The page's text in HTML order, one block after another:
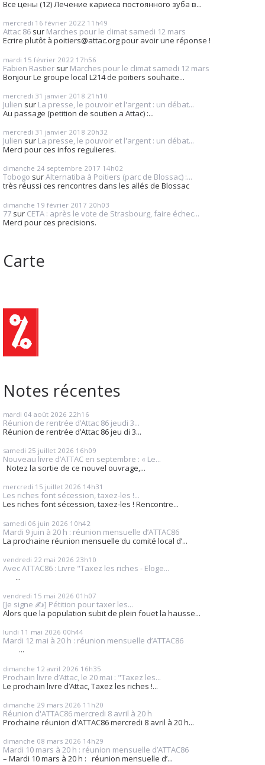
Все цены (12) Лечение кариеса постоянного зуба в...
mercredi 16 février 2022 11h49
Attac 86 sur Marches pour le climat samedi 12 mars
Ecrire plutôt à poitiers@attac.org pour avoir une réponse !
mardi 15 février 2022 17h56
Fabien Rastier sur Marches pour le climat samedi 12 mars
Bonjour Le groupe local L214 de poitiers souhaite...
mercredi 31 janvier 2018 21h10
Julien sur La presse, le pouvoir et l'argent : un débat...
Au passage (petition de soutien a Attac) :...
mercredi 31 janvier 2018 20h32
Julien sur La presse, le pouvoir et l'argent : un débat...
Merci pour ces infos regulieres.
dimanche 24 septembre 2017 14h02
Tobogo surAlternatiba à Poitiers (parc de Blossac) :...
très réussi ces rencontres dans les allés de Blossac
dimanche 19 février 2017 20h03
77 sur CETA : après le vote de Strasbourg, faire échec...
Merci pour ces precisions.
Carte
Notes récentes
mardi 04 août 2026 22h16
Réunion de rentrée d’Attac 86 jeudi 3...
Réunion de rentrée d’Attac 86 jeu di 3...
samedi 25 juillet 2026 16h09
Nouveau livre d’ATTAC en septembre : « Le...
Notez la sortie de ce nouvel ouvrage,...
mercredi 15 juillet 2026 14h31
Les riches font sécession, taxez-les !...
Les riches font sécession, taxez-les ! Rencontre...
samedi 06 juin 2026 10h42
Mardi 9 juin à 20 h : réunion mensuelle d’ATTAC86
La prochaine réunion mensuelle du comité local d’...
vendredi 22 mai 2026 23h10
Avec ATTAC86 : Livre "Taxez les riches - Eloge...
...
vendredi 15 mai 2026 01h07
[Je signe ✍️] Pétition pour taxer les...
Alors que la population subit de plein fouet la hausse...
lundi 11 mai 2026 00h44
Mardi 12 mai à 20 h : réunion mensuelle d’ATTAC86
...
dimanche 12 avril 2026 16h35
Prochain livre d’Attac, le 20 mai : "Taxez les...
Le prochain livre d’Attac, Taxez les riches !...
dimanche 29 mars 2026 11h20
Réunion d'ATTAC86 mercredi 8 avril à 20 h
Prochaine réunion d'ATTAC86 mercredi 8 avril à 20 h...
dimanche 08 mars 2026 14h29
Mardi 10 mars à 20 h : réunion mensuelle d’ATTAC86
– Mardi 10 mars à 20 h : réunion mensuelle d’...